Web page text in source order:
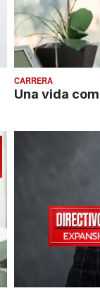
CARRERA
Una vida